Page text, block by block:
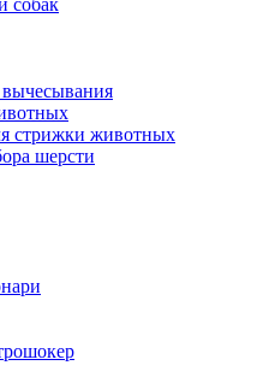
собак
вычесывания
стрижки животных
шерсти